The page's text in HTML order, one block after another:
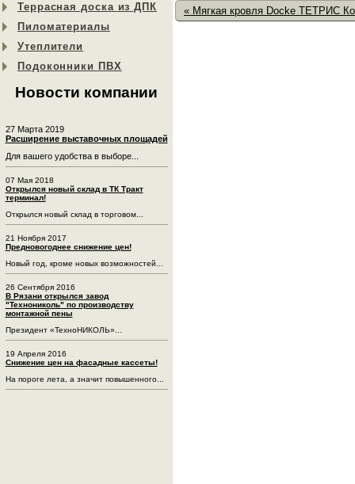
Террасная доска из ДПК
Пиломатериалы
Утеплители
Подоконники ПВХ
Новости компании
27 Марта 2019
Расширение выставочных площадей
Для вашего удобства в выборе...
07 Мая 2018
Открылся новый склад в ТК Тракт
терминал!
Открылся новый склад в торговом...
21 Ноября 2017
Предновогоднее снижение цен!
Новый год, кроме новых возможностей...
26 Сентября 2016
В Рязани открылся завод
"Технониколь" по производству
монтажной пены
Президент «ТехноНИКОЛЬ»...
19 Апреля 2016
Снижение цен на фасадные кассеты!
На пороге лета, а значит повышенного...
« Мягкая кровля Docke ТЕТРИС